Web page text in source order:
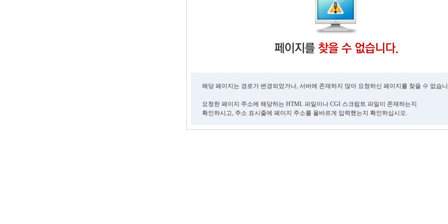
해당 페이지는 경로가 변경되었거나, 서버에 존재하지 않아 요청하신 페이지를 찾을 수 없습
요청한 페이지 주소에 해당하는 HTML 파일이나 CGI 스크립트 파일이 존재하는지
확인하시고, 주소 표시줄에 페이지 주소를 올바르게 입력했는지 확인하십시오.